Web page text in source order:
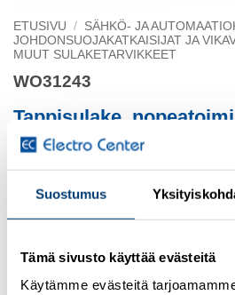
Suostumus
Tämä sivusto käyttää evästeitä
Käytämme evästeitä
ETUSIVU / SÄHKÖ- JA
JOHDONSUOJAKATKAISIJAT JA
MUUT SULAKETARVIKKEET
WO31243
Tappisulake.
Class CC
Kirjaudu sisään nähdäksesi hinnat